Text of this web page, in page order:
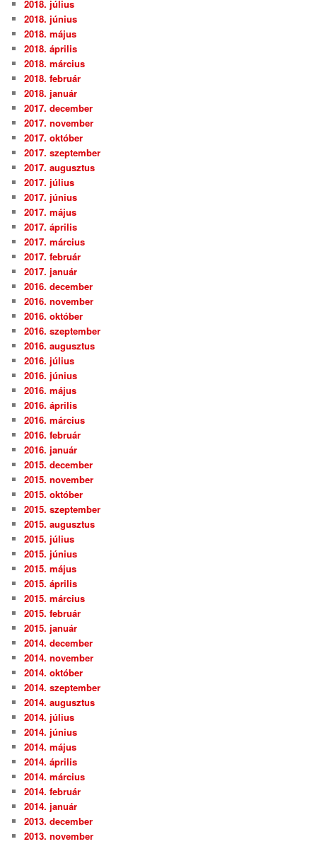
2018. július
2018. június
2018. május
2018. április
2018. március
2018. február
2018. január
2017. december
2017. november
2017. október
2017. szeptember
2017. augusztus
2017. július
2017. június
2017. május
2017. április
2017. március
2017. február
2017. január
2016. december
2016. november
2016. október
2016. szeptember
2016. augusztus
2016. július
2016. június
2016. május
2016. április
2016. március
2016. február
2016. január
2015. december
2015. november
2015. október
2015. szeptember
2015. augusztus
2015. július
2015. június
2015. május
2015. április
2015. március
2015. február
2015. január
2014. december
2014. november
2014. október
2014. szeptember
2014. augusztus
2014. július
2014. június
2014. május
2014. április
2014. március
2014. február
2014. január
2013. december
2013. november